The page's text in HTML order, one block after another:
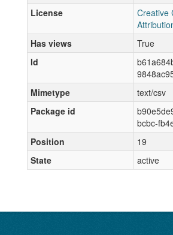
License
Creative
Has views
True
Id
Mimetype
text/csv
Package id
bcbc-
Position
19
State
active